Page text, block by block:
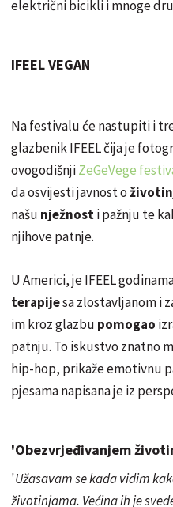
električni bicikli i mnoge
IFEEL VEGAN
Na festivalu će nastupiti i
glazbenik IFEEL čija je
ovogodišnjiZeGeVege
da osvijesti javnost o
našu nježnosti pažnju te
njihove patnje.
U Americi, je IFEEL
terapijesa zlostavljanom i
im kroz glazbu pomogao
patnju. To iskustvo znatno
hip-hop, prikaže emotivnu
pjesama napisana je iz
'Obezvrjeđivanjem
'Užasavam se kada vidim
životinjama. Većina ih je